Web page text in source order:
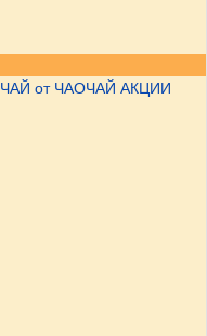
ЧАЙ от ЧАОЧАЙ АКЦИИ